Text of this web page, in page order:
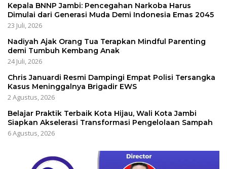
Kepala BNNP Jambi: Pencegahan Narkoba Harus
Dimulai dari Generasi Muda Demi Indonesia Emas 2045
23 Juli, 2026
Nadiyah Ajak Orang Tua Terapkan Mindful Parenting
demi Tumbuh Kembang Anak
24 Juli, 2026
Chris Januardi Resmi Dampingi Empat Polisi Tersangka
Kasus Meninggalnya Brigadir EWS
2 Agustus, 2026
Belajar Praktik Terbaik Kota Hijau, Wali Kota Jambi
Siapkan Akselerasi Transformasi Pengelolaan Sampah
6 Agustus, 2026